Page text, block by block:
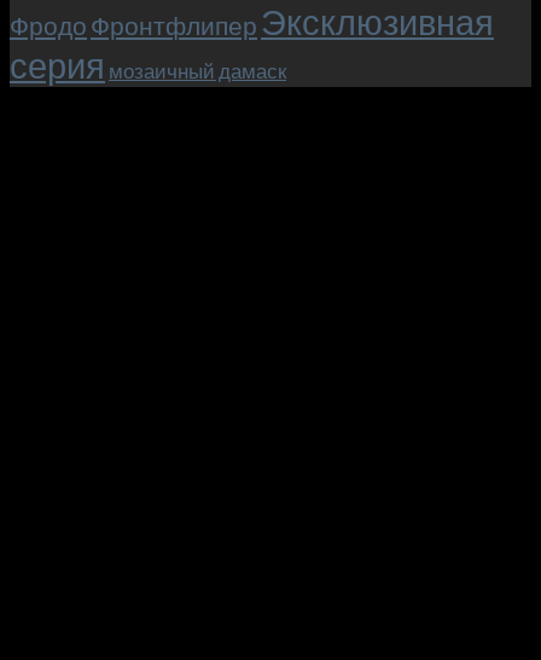
Фродо Фронтфлипер Эксклюзивная
серия мозаичный дамаск